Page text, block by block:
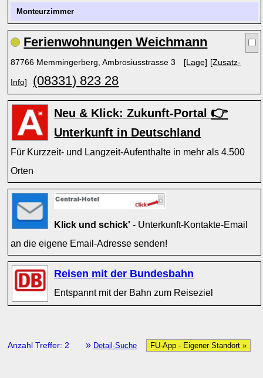
Monteurzimmer
Ferienwohnungen Weichmann
87766 Memmingerberg, Ambrosiusstrasse 3 [Lage] [Zusatz-
Info] (08331) 823 28
Neu & Klick: Zukunft-Portal 👉
Unterkunft in Deutschland
Für Kurzzeit- und Langzeit-Aufenthalte in mehr als 4.500
Orten
Klick und schick' - Unterkunft-Kontakte-Email
an die eigene Email-Adresse senden!
Reisen mit der Bundesbahn
Entspannt mit der Bahn zum Reiseziel
Anzahl Treffer: 2 » Detail-Suche FU-App - Eigener Standort »